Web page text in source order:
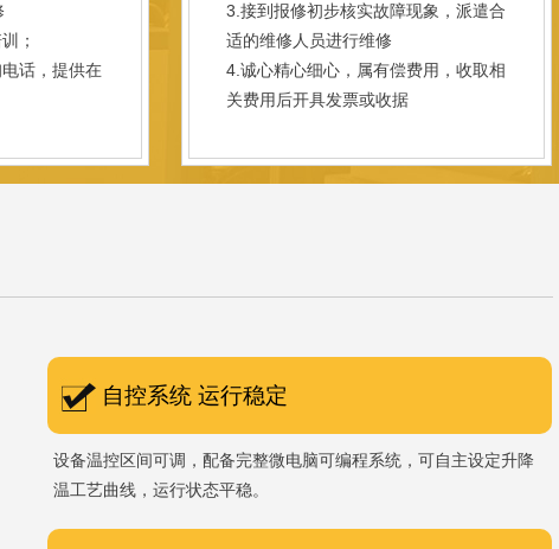
；
话，提供在
3.接到报修初步核实故障现象，派遣合
适的维修人员进行维修
4.诚心精心细心，属有偿费用，收取相
关费用后开具发票或收据
自控系统 运行稳定
设备温控区间可调，配备完整微电脑可编程系统，可自主设定升降
温工艺曲线，运行状态平稳。